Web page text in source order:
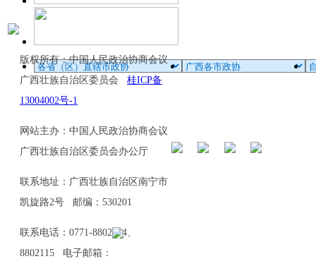
版权所有：中国人民政治协商会议
广西壮族自治区委员会 桂ICP备
13004002号-1
网站主办：中国人民政治协商会议
广西壮族自治区委员会办公厅
联系地址：广西壮族自治区南宁市
凯旋路2号 邮编：530201
联系电话：0771-8802114、
8802115 电子邮箱：